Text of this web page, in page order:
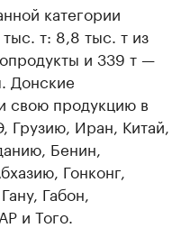
категории
т: 8,8 тыс. т из
и 339 т —
Донские
свою продукцию в
Грузию, Иран, Китай,
Бенин,
Гонконг,
Габон,
и Того.